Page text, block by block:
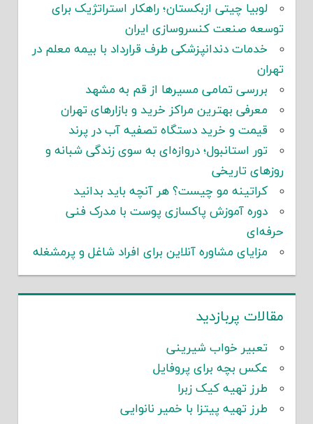
لوبیا چیتی ازبکستان؛ راهکار استراتژیک برای
توسعه صنعت کنسروسازی ایران
خدمات دندانپزشکی طرف قرارداد با بیمه معلم در
تهران
بررسی تمامی مسیرها از قم به مشهد
معرفی بهترین مراکز خرید و بازارهای تهران
قیمت و خرید دستگاه تصفیه آب در پرند
تور استانبول؛ دروازه‌ای به سوی زندگی شبانه و
روزهای تاریخی
کراتینه مو چیست؟ هر آنچه باید بدانید
دوره آموزش پاکسازی پوست با مدرک فنی
حرفه‌ای
مزایای مشاوره آنلاین برای افراد شاغل و پرمشغله
مقالات پربازدید
تعبیر خواب شیرینی
عکس بچه برای پروفایل
طرز تهیه کیک زبرا
طرز تهیه پیتزا با خمیر نانوایی